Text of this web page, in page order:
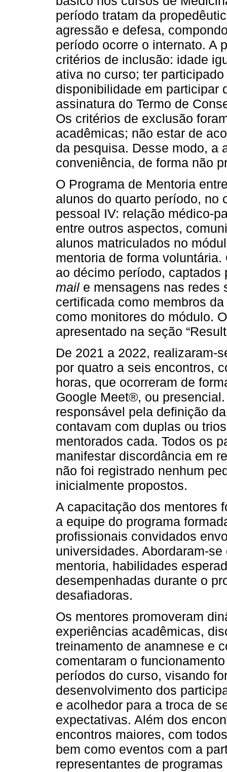
período tratam da
agressão e defesa,
período ocorre o internato. A
critérios de inclusão: idade
ativa no curso; ter
disponibilidade em participar
assinatura do Termo de
Os critérios de exclusão
acadêmicas; não estar de
da pesquisa. Desse modo, a
conveniência, de forma não
O Programa de Mentoria
alunos do quarto período, no
pessoal IV: relação médico-
entre outros aspectos,
alunos matriculados no
mentoria de forma
ao décimo período,
mail e mensagens nas redes
certificada como membros
como monitores do módulo.
apresentado na seção
De 2021 a 2022, realizaram-
por quatro a seis encontros,
horas, que ocorreram de
Google Meet®, ou
responsável pela definição
contavam com duplas ou
mentorados cada. Todos os
manifestar discordância em
não foi registrado nenhum
inicialmente propostos.
A capacitação dos mentores
a equipe do programa
profissionais convidados
universidades. Abordaram-
mentoria, habilidades
desempenhadas durante o
desafiadoras.
Os mentores promoveram
experiências acadêmicas,
treinamento de anamnese e
comentaram o
períodos do curso, visando
desenvolvimento dos
e acolhedor para a troca de
expectativas. Além dos
encontros maiores, com
bem como eventos com a
representantes de